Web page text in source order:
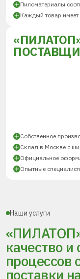
Пиломатериалы
Каждый товар имеет
Собственное
Склад в Москве с
Официальное
Опытные
Наши услуги
качество и
процессов
поставки